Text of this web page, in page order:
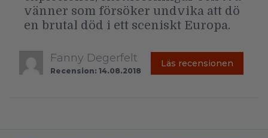
vänner som försöker undvika att dö
en brutal död i ett sceniskt Europa.
Fanny Degerfelt
Recension: 14.08.2018
Läs recensionen